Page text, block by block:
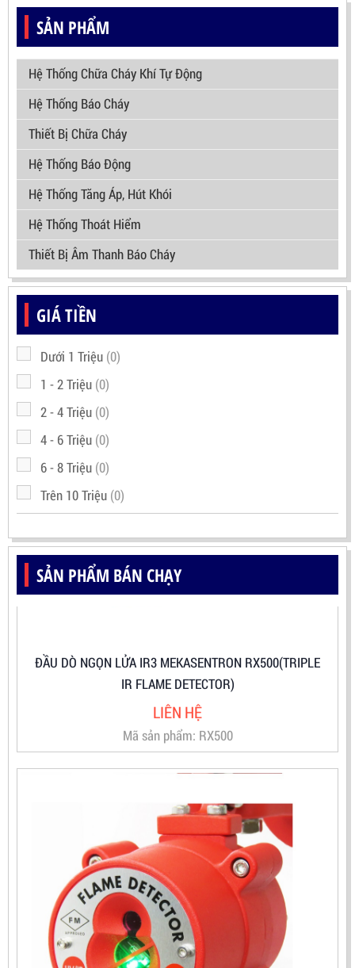
SẢN PHẨM
Hệ Thống Chữa Cháy Khí Tự Động
Hệ Thống Báo Cháy
Thiết Bị Chữa Cháy
Hệ Thống Báo Động
Hệ Thống Tăng Áp, Hút Khói
Hệ Thống Thoát Hiểm
Thiết Bị Âm Thanh Báo Cháy
GIÁ TIỀN
Dưới 1 Triệu (0)
1 - 2 Triệu (0)
2 - 4 Triệu (0)
4 - 6 Triệu (0)
6 - 8 Triệu (0)
Trên 10 Triệu (0)
SẢN PHẨM BÁN CHẠY
Mã sản phẩm: RX500